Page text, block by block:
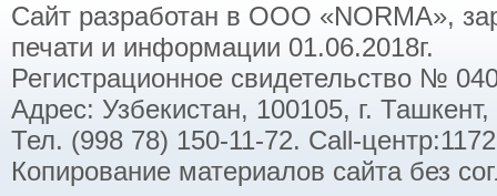
Сайт разработан в ООО «NORMA»,
печати и информации 01.06.2018г.
Регистрационное свидетельство №
Адрес: Узбекистан, 100105, г.
Тел. (998 78) 150-11-72. Call-
Копирование материалов сайта без